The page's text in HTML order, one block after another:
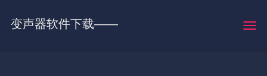
变声器软件下载——